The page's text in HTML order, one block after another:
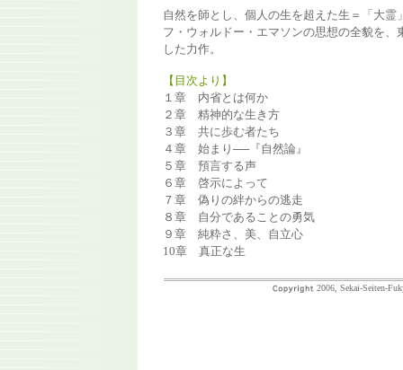
自然を師とし、個人の生を超えた生＝「大
フ・ウォルドー・エマソンの思想の全貌を
した力作。
【目次より】
１章 内省とは何か
２章 精神的な生き方
３章 共に歩む者たち
４章 始まり──『自然論』
５章 預言する声
６章 啓示によって
７章 偽りの絆からの逃走
８章 自分であることの勇気
９章 純粋さ、美、自立心
10章 真正な生
2006, Sekai-Seiten-